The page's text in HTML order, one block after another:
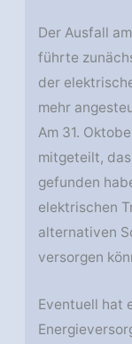
Der Ausfall
führte
der
mehr
Am 31.
mitgeteilt,
gefunden
elektrischen
alternativen
versorgen
Eventuell hat